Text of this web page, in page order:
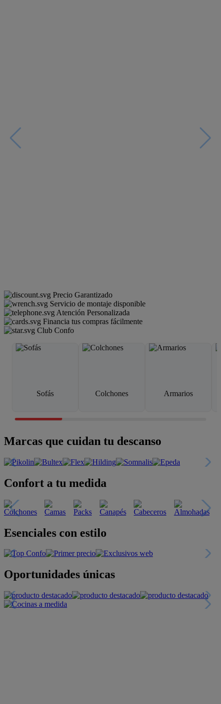
Precio Garantizado
Servicio de montaje disponible
Atención Personalizada
Financia tus compras fácilmente
Club Confo
Sofás Colchones Armarios
Marcas que cuidan tu descanso
Confort a tu medida
Esenciales con estilo
Oportunidades únicas